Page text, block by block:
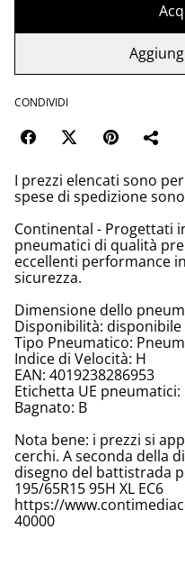
CONDIVIDI
I prezzi elencati sono
spese di spedizione
Continental - Progettati
pneumatici di qualità
eccellenti performance
sicurezza.
Dimensione dello
Disponibilità: disponibile
Tipo Pneumatico:
Indice di Velocità: H
EAN: 4019238286953
Etichetta UE pneumatici:
Bagnato: B
Nota bene: i prezzi si
cerchi. A seconda della
disegno del battistrada
195/65R15 95H XL EC6
https://
40000